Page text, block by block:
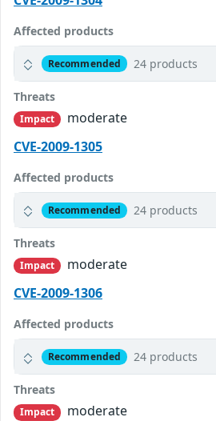
Affected products
Recommended 24 products
Threats
Impact
moderate
CVE-2009-1305
Affected products
Recommended 24 products
Threats
Impact
moderate
CVE-2009-1306
Affected products
Recommended 24 products
Threats
Impact
moderate